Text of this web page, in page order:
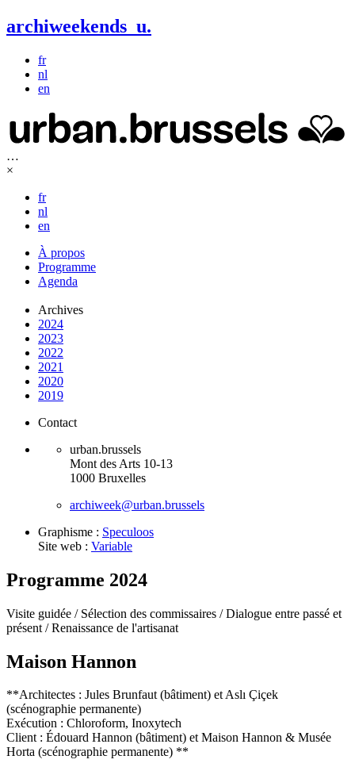
archiweekends u.
fr
nl
en
…
×
fr
nl
en
À propos
Programme
Agenda
Archives
2024
2023
2022
2021
2020
2019
Contact
urban.brussels
Mont des Arts 10-13
1000 Bruxelles
archiweek@urban.brussels
Graphisme : Speculoos
Site web : Variable
Programme 2024
Visite guidée / Sélection des commissaires /Dialogue entre passé et
présent /Renaissance de l'artisanat
Maison Hannon
**Architectes : Jules Brunfaut (bâtiment) et Aslı Çiçek
(scénographie permanente)
Exécution : Chloroform, Inoxytech
Client : Édouard Hannon (bâtiment) et Maison Hannon & Musée
Horta (scénographie permanente) **